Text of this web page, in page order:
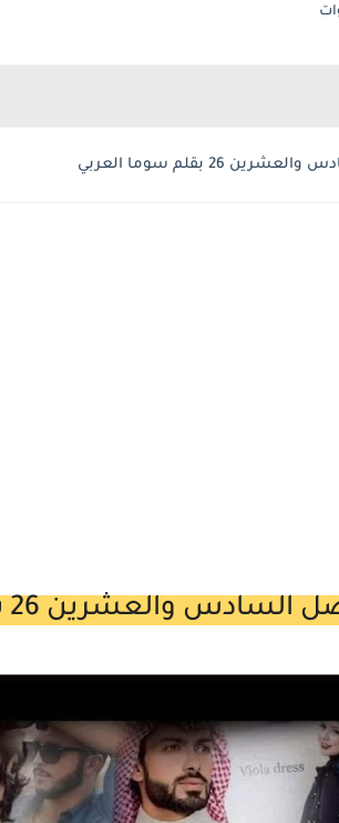
26 بقلم سوما العربي
والعشرين 26 بقلم سوما العربي